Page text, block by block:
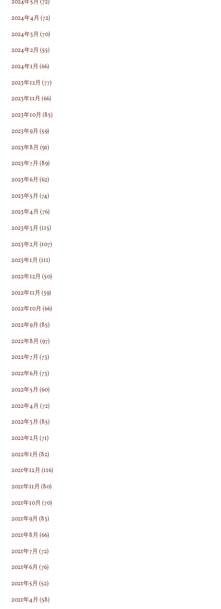
2024年5月 (72)
2024年4月 (72)
2024年3月 (70)
2024年2月 (55)
2024年1月 (66)
2023年12月 (77)
2023年11月 (66)
2023年10月 (85)
2023年9月 (59)
2023年8月 (91)
2023年7月 (89)
2023年6月 (62)
2023年5月 (74)
2023年4月 (76)
2023年3月 (115)
2023年2月 (107)
2023年1月 (111)
2022年12月 (50)
2022年11月 (39)
2022年10月 (66)
2022年9月 (85)
2022年8月 (97)
2022年7月 (73)
2022年6月 (73)
2022年5月 (60)
2022年4月 (72)
2022年3月 (85)
2022年2月 (71)
2022年1月 (82)
2021年12月 (116)
2021年11月 (80)
2021年10月 (70)
2021年9月 (83)
2021年8月 (66)
2021年7月 (72)
2021年6月 (76)
2021年5月 (52)
2021年4月 (58)